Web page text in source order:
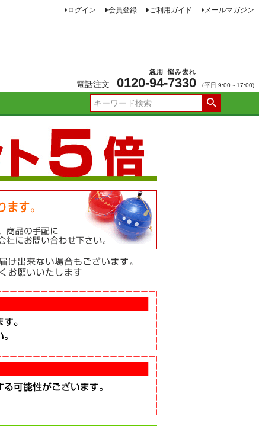
ログイン 会員登録 ご利用ガイド メールマガジン
電話注文 0120-94
急用
-7330
悩み去れ
（平日 9:00～17:00)